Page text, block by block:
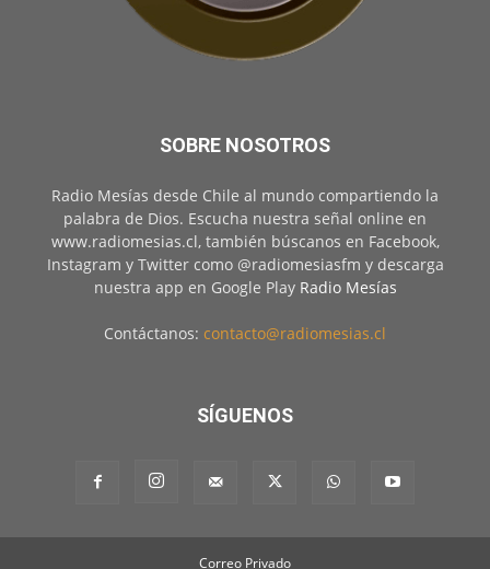
SOBRE NOSOTROS
Radio Mesías desde Chile al mundo compartiendo la
palabra de Dios. Escucha nuestra señal online en
www.radiomesias.cl, también búscanos en Facebook,
Instagram y Twitter como @radiomesiasfm y descarga
nuestra app en Google Play Radio Mesías
Contáctanos: contacto@radiomesias.cl
SÍGUENOS
Correo Privado